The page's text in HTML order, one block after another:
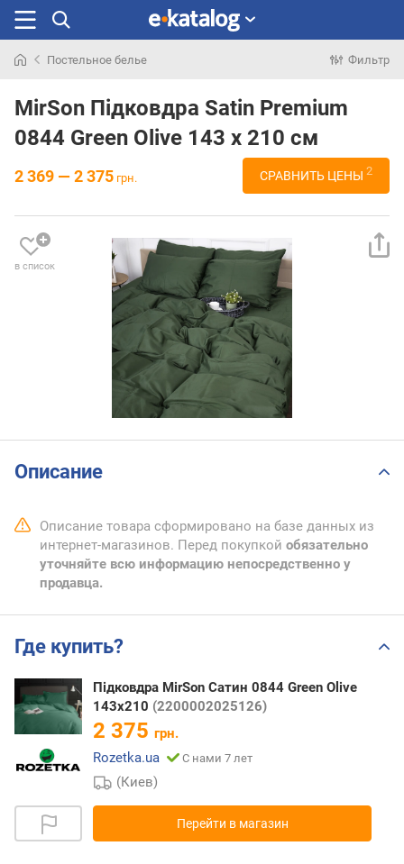
раньше
Постельное белье Фильтр
MirSon Підковдра Satin Premium
0844 Green Olive 143 x 210 см
2 369 — 2 375 грн. СРАВНИТЬ ЦЕНЫ 2
в список
Описание
Описание товара сформировано на базе данных из
интернет-магазинов. Перед покупкой обязательно
уточняйте всю информацию непосредственно у
продавца.
Где купить?
Підковдра MirSon Сатин 0844 Green Olive
143х210 (2200002025126)
2 375 грн.
Rozetka.ua
С нами 7 лет
(Киев)
Перейти в магазин